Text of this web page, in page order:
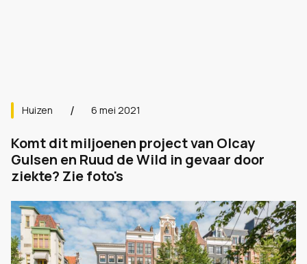
Huizen 6 mei 2021
Komt dit miljoenen project van Olcay
Gulsen en Ruud de Wild in gevaar door
ziekte? Zie foto's